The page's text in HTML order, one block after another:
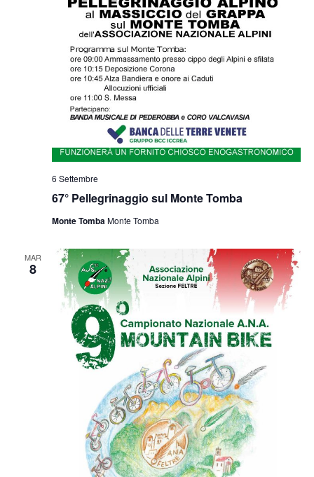
67° Pellegrinaggio sul Monte Tomba
6 Settembre
Monte TombaMonte Tomba
MAR
8